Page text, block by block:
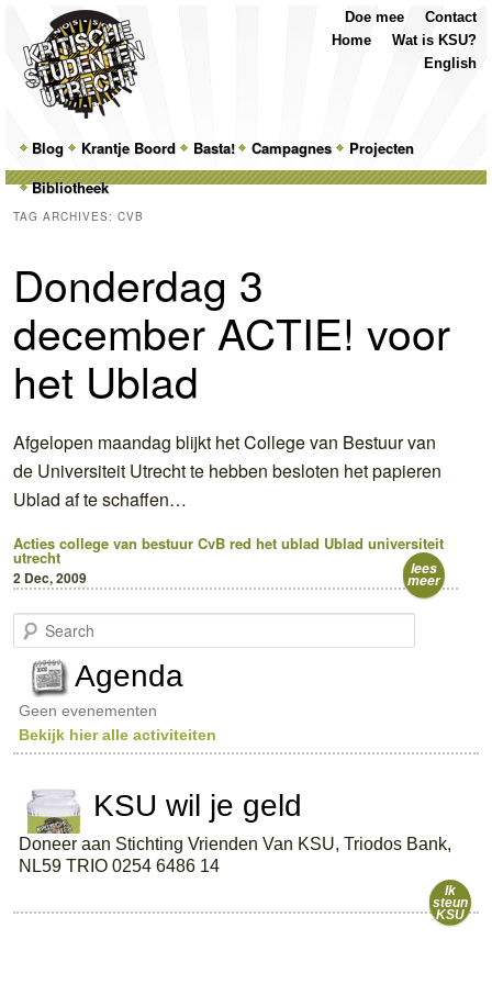
MainSkip
to
primary
Skip
to
secondary
Blog Krantje Boord Basta! Campagnes
Projecten
Bibliotheek
Contact
Doe mee
Wat is KSU?
Home
English
TAG ARCHIVES: CVB
Donderdag 3
december ACTIE! voor
het Ublad
Afgelopen maandag blijkt het College van Bestuur van
de Universiteit Utrecht te hebben besloten het papieren
Ublad af te schaffen…
Acties college van bestuur CvB red het ublad Ublad universiteit
utrecht
2 Dec, 2009 lees
meer
e
c
h
Agenda
Geen evenementen
Bekijk hier alle activiteiten
KSU wil je geld
Doneer aan Stichting Vrienden Van KSU, Triodos Bank,
NL59 TRIO 0254 6486 14
Ik
steun
KSU